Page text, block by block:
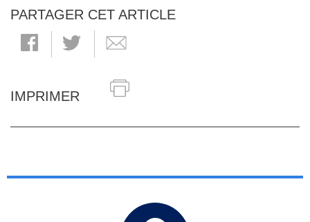
PARTAGER CET ARTICLE
IMPRIMER